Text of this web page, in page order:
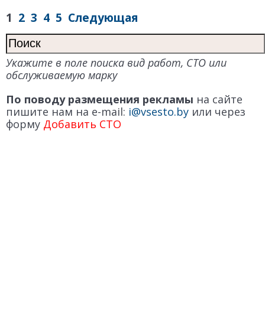
1 2 3 4 5 Следующая
Укажите в поле поиска вид работ, СТО или
обслуживаемую марку
По поводу размещения рекламы на сайте
пишите нам на e-mail: i@vsesto.by или через
форму Добавить СТО